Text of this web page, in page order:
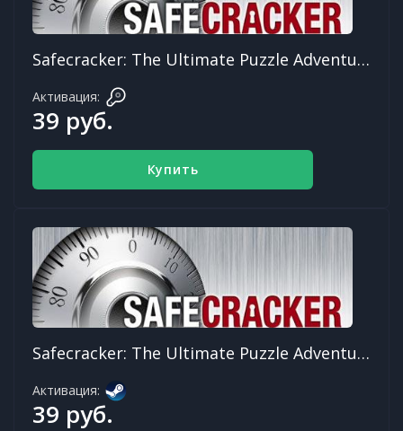
Safecracker: The Ultimate Puzzle Adventure
Активация:
39 руб.
Купить
Safecracker: The Ultimate Puzzle Adventure
Активация:
39 руб.